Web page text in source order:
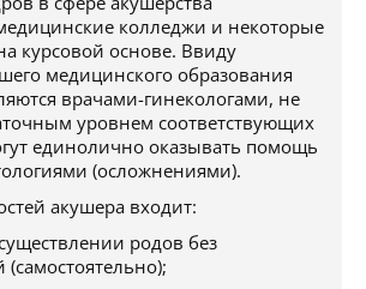
колледжи и некоторые
курсовой основе. Ввиду
медицинского образования
врачами-гинекологами, не
уровнем соответствующих
единолично оказывать помощь
(осложнениями).
акушера входит:
родов без